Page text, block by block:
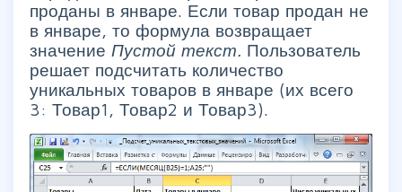
проданы в январе. Если товар продан не
в январе, то формула возвращает
значение Пустой текст. Пользователь
решает подсчитать количество
уникальных товаров в январе (их всего
3: Товар1, Товар2 и Товар3).